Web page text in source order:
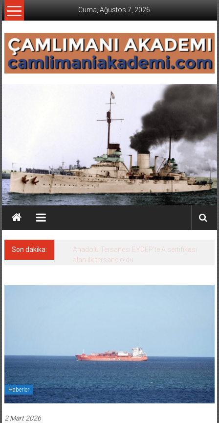
İçeriğe
geç
Cuma, Ağustos 7, 2026
Son dakika:
Anadolu Tersanesi EYDEP’te A sertifikası
alan ilk tersane oldu
Haberler
2 Mart 2026